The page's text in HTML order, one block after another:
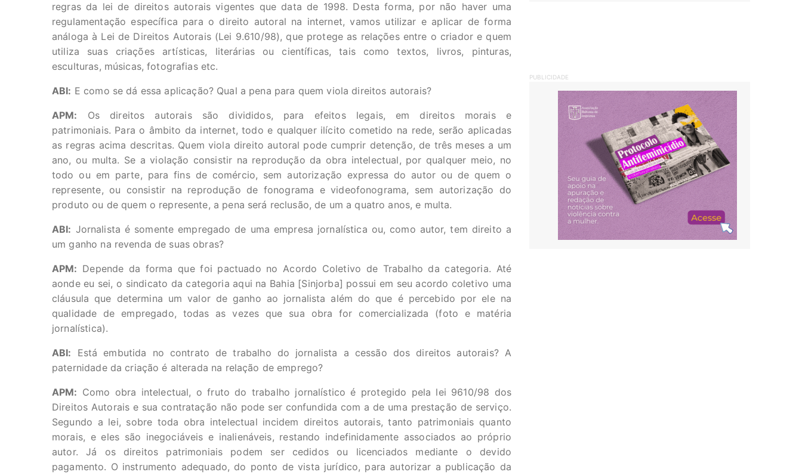
regras da lei de direitos autorais vigentes que data de 1998. Desta forma, por não haver uma
regulamentação específica para o direito autoral na internet, vamos utilizar e aplicar de forma
análoga à Lei de Direitos Autorais (Lei 9.610/98), que protege as relações entre o criador e quem
utiliza suas criações artísticas, literárias ou científicas, tais como textos, livros, pinturas,
esculturas, músicas, fotografias etc.
ABI: E como se dá essa aplicação? Qual a pena para quem viola direitos autorais?
APM: Os direitos autorais são divididos, para efeitos legais, em direitos morais e
patrimoniais. Para o âmbito da internet, todo e qualquer ilícito cometido na rede, serão aplicadas
as regras acima descritas. Quem viola direito autoral pode cumprir detenção, de três meses a um
ano, ou multa. Se a violação consistir na reprodução da obra intelectual, por qualquer meio, no
todo ou em parte, para fins de comércio, sem autorização expressa do autor ou de quem o
represente, ou consistir na reprodução de fonograma e videofonograma, sem autorização do
produto ou de quem o represente, a pena será reclusão, de um a quatro anos, e multa.
ABI: Jornalista é somente empregado de uma empresa jornalística ou, como autor, tem direito a
um ganho na revenda de suas obras?
APM: Depende da forma que foi pactuado no Acordo Coletivo de Trabalho da categoria. Até
aonde eu sei, o sindicato da categoria aqui na Bahia [Sinjorba] possui em seu acordo coletivo uma
cláusula que determina um valor de ganho ao jornalista além do que é percebido por ele na
qualidade de empregado, todas as vezes que sua obra for comercializada (foto e matéria
jornalística).
ABI: Está embutida no contrato de trabalho do jornalista a cessão dos direitos autorais? A
paternidade da criação é alterada na relação de emprego?
APM: Como obra intelectual, o fruto do trabalho jornalístico é protegido pela lei 9610/98 dos
Direitos Autorais e sua contratação não pode ser confundida com a de uma prestação de serviço.
Segundo a lei, sobre toda obra intelectual incidem direitos autorais, tanto patrimoniais quanto
morais, e eles são inegociáveis e inalienáveis, restando indefinidamente associados ao próprio
autor. Já os direitos patrimoniais podem ser cedidos ou licenciados mediante o devido
pagamento. O instrumento adequado, do ponto de vista jurídico, para autorizar a publicação da
PUBLICIDADE